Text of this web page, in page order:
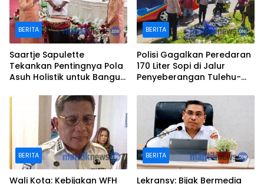
BERITA
Saartje Sapulette
Tekankan Pentingnya Pola
Asuh Holistik untuk Bangun
BERITA
Polisi Gagalkan Peredaran
170 Liter Sopi di Jalur
Penyeberangan Tulehu-
BERITA
Wali Kota: Kebijakan WFH
BERITA
Lekransy: Bijak Bermedia